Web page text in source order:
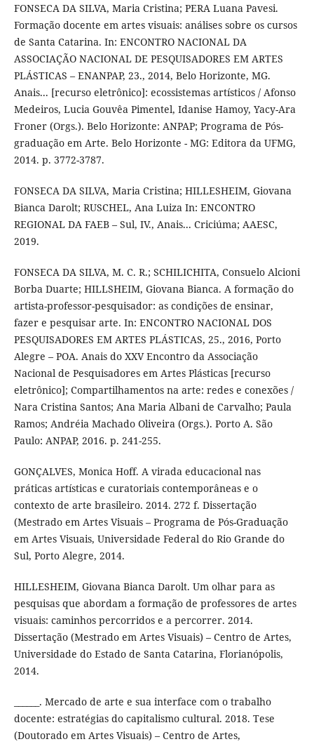
FONSECA DA SILVA, Maria Cristina; PERA Luana Pavesi.
Formação docente em artes visuais: análises sobre os cursos
de Santa Catarina. In: ENCONTRO NACIONAL DA
ASSOCIAÇÃO NACIONAL DE PESQUISADORES EM ARTES
PLÁSTICAS – ENANPAP, 23., 2014, Belo Horizonte, MG.
Anais... [recurso eletrônico]: ecossistemas artísticos / Afonso
Medeiros, Lucia Gouvêa Pimentel, Idanise Hamoy, Yacy-Ara
Froner (Orgs.). Belo Horizonte: ANPAP; Programa de Pós-
graduação em Arte. Belo Horizonte - MG: Editora da UFMG,
2014. p. 3772-3787.
FONSECA DA SILVA, Maria Cristina; HILLESHEIM, Giovana
Bianca Darolt; RUSCHEL, Ana Luiza In: ENCONTRO
REGIONAL DA FAEB – Sul, IV., Anais... Criciúma; AAESC,
2019.
FONSECA DA SILVA, M. C. R.; SCHILICHITA, Consuelo Alcioni
Borba Duarte; HILLSHEIM, Giovana Bianca. A formação do
artista-professor-pesquisador: as condições de ensinar,
fazer e pesquisar arte. In: ENCONTRO NACIONAL DOS
PESQUISADORES EM ARTES PLÁSTICAS, 25., 2016, Porto
Alegre – POA. Anais do XXV Encontro da Associação
Nacional de Pesquisadores em Artes Plásticas [recurso
eletrônico]; Compartilhamentos na arte: redes e conexões /
Nara Cristina Santos; Ana Maria Albani de Carvalho; Paula
Ramos; Andréia Machado Oliveira (Orgs.). Porto A. São
Paulo: ANPAP, 2016. p. 241-255.
GONÇALVES, Monica Hoff. A virada educacional nas
práticas artísticas e curatoriais contemporâneas e o
contexto de arte brasileiro. 2014. 272 f. Dissertação
(Mestrado em Artes Visuais – Programa de Pós-Graduação
em Artes Visuais, Universidade Federal do Rio Grande do
Sul, Porto Alegre, 2014.
HILLESHEIM, Giovana Bianca Darolt. Um olhar para as
pesquisas que abordam a formação de professores de artes
visuais: caminhos percorridos e a percorrer. 2014.
Dissertação (Mestrado em Artes Visuais) – Centro de Artes,
Universidade do Estado de Santa Catarina, Florianópolis,
2014.
______. Mercado de arte e sua interface com o trabalho
docente: estratégias do capitalismo cultural. 2018. Tese
(Doutorado em Artes Visuais) – Centro de Artes,